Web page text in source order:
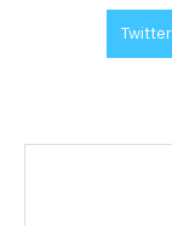
Twitter